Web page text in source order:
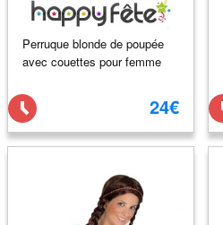
Perruque blonde de poupée
avec couettes pour femme
24€